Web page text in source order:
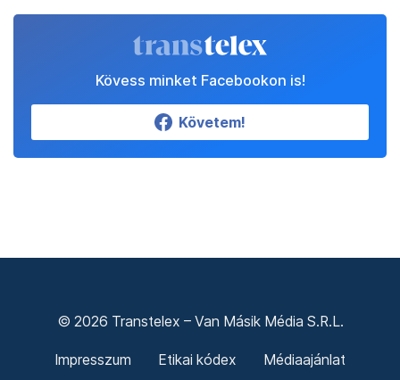
Kövess minket Facebookon is!
Követem!
© 2026 Transtelex – Van Másik Média S.R.L.
Impresszum Etikai kódex Médiaajánlat